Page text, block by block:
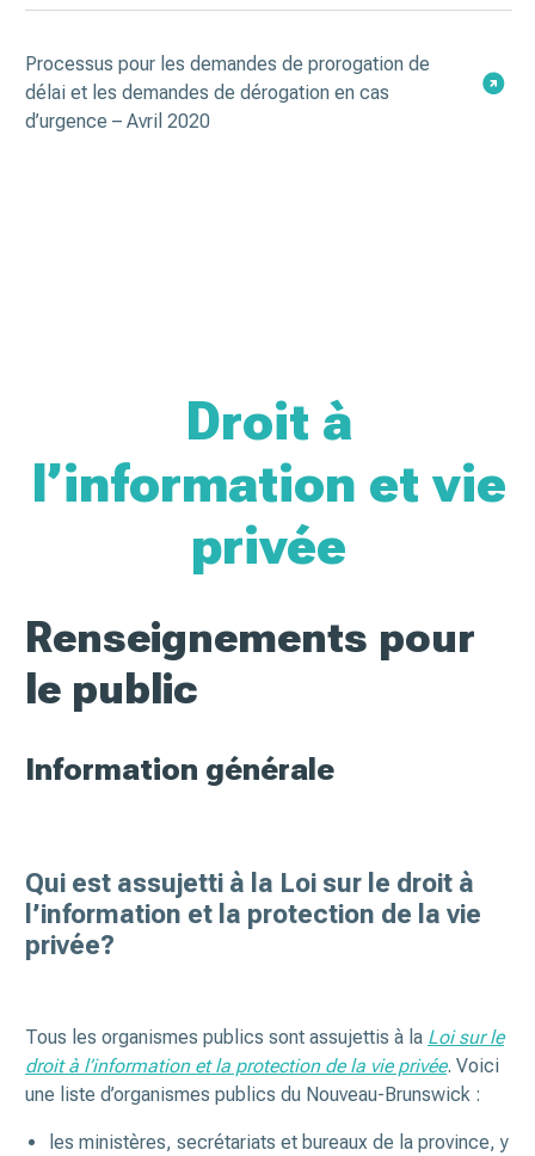
Processus pour les demandes de prorogation de
délai et les demandes de dérogation en cas
d’urgence – Avril 2020
Droit à
l’information et vie
privée
Renseignements pour
le public
Information générale
Qui est assujetti à la Loi sur le droit à
l’information et la protection de la vie
privée?
Tous les organismes publics sont assujettis à la Loi sur le
droit à l’information et la protection de la vie privée. Voici
une liste d’organismes publics du Nouveau-Brunswick :
les ministères, secrétariats et bureaux de la province, y